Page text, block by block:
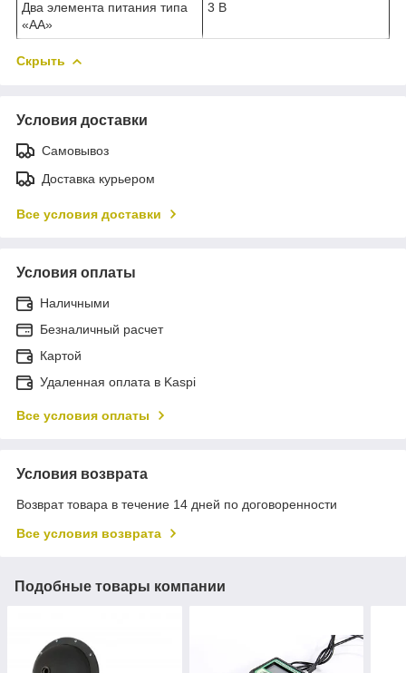
Два элемента питания типа
«АА»
3 В
Скрыть
Условия доставки
Самовывоз
Доставка курьером
Все условия доставки
Условия оплаты
Наличными
Безналичный расчет
Картой
Удаленная оплата в Kaspi
Все условия оплаты
Условия возврата
Возврат товара в течение 14 дней по договоренности
Все условия возврата
Подобные товары компании